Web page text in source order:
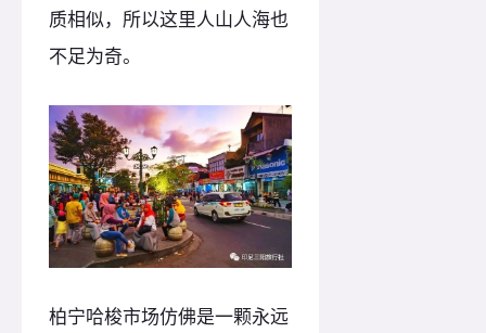
质相似，所以这里人山人海也
不足为奇。
柏宁哈梭市场仿佛是一颗永远